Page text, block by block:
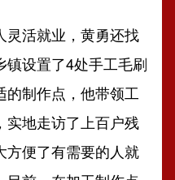
活就业，黄勇还找
设置了4处手工毛刷
的制作点，他带领工
实地走访了上百户残
方便了有需要的人就